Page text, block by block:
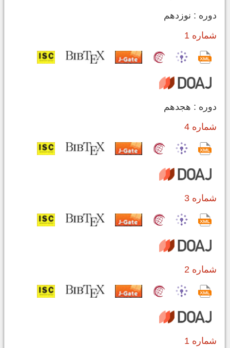
دوره : نوزدهم
شماره 1
دوره : هجدهم
شماره 4
شماره 3
شماره 2
شماره 1